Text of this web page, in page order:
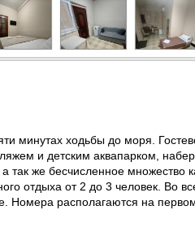
минутах ходьбы до моря.
и детским аквапарком,
же бесчисленное множество
отдыха от 2 до 3 человек. Во
Номера располагаются на